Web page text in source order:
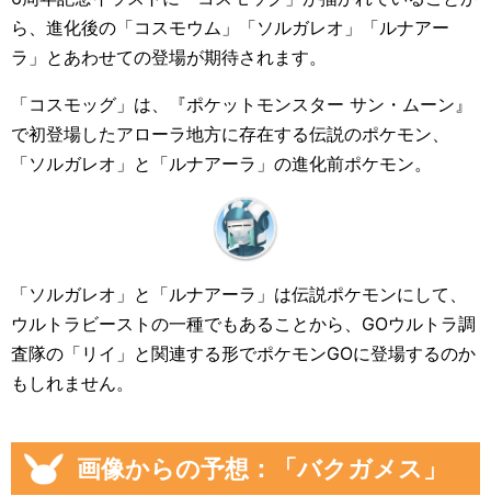
ら、進化後の「コスモウム」「ソルガレオ」「ルナアー
ラ」とあわせての登場が期待されます。
「コスモッグ」は、『ポケットモンスター サン・ムーン』
で初登場したアローラ地方に存在する伝説のポケモン、
「ソルガレオ」と「ルナアーラ」の進化前ポケモン。
「ソルガレオ」と「ルナアーラ」は伝説ポケモンにして、
ウルトラビーストの一種でもあることから、GOウルトラ調
査隊の「リイ」と関連する形でポケモンGOに登場するのか
もしれません。
画像からの予想：「バクガメス」